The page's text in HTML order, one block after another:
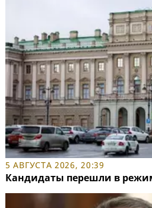
5 АВГУСТА 2026, 20:39
Кандидаты перешли в